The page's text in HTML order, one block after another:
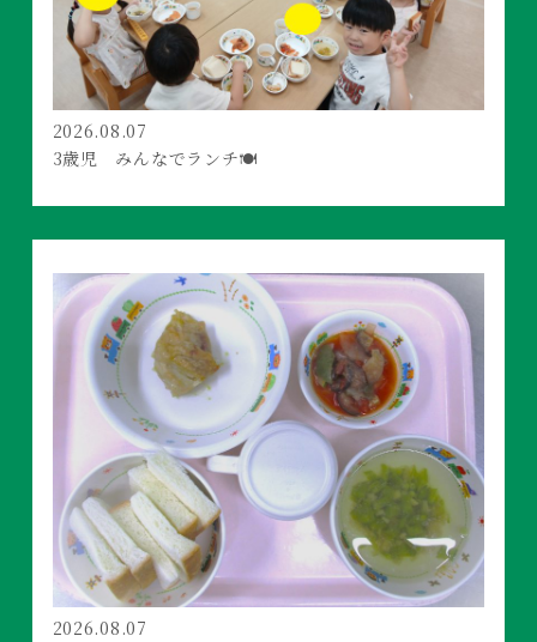
2026.08.07
3歳児 みんなでランチ🍽️
2026.08.07